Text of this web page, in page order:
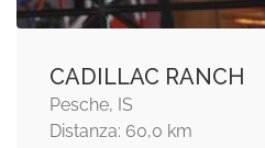
CADILLAC RANCH
Pesche, IS
Distanza: 60,0 km